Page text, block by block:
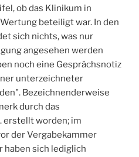
ob das Klinikum in
beteiligt war. In den
sich nichts, was nur
angesehen werden
noch eine Gesprächsnotiz
unterzeichneter
Bezeichnenderweise
durch das
erstellt worden; im
der Vergabekammer
haben sich lediglich